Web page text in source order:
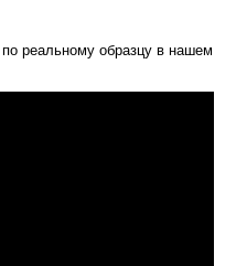
реальному образцу в нашем